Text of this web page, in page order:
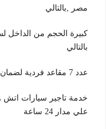
مصر ,بالتالي
بالتالي
عدد 7 مقاعد فردية لضمان سفر امن ومريح 01099792099
خدمة تاجير سيارات
علي مدار 24 ساعة